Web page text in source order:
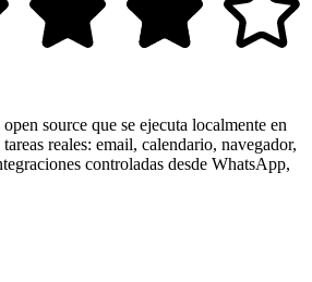
source que se ejecuta localmente en
reales: email, calendario, navegador,
controladas desde WhatsApp,